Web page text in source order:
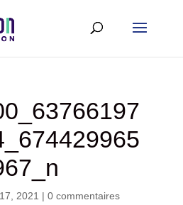
2021 | 0 commentaires